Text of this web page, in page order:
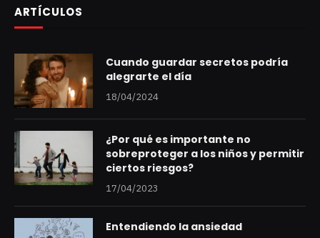
ARTÍCULOS
Cuando guardar secretos podría
alegrarte el día
18/04/2024
¿Por qué es importante no
sobreproteger a los niños y permitir
ciertos riesgos?
17/04/2023
Entendiendo la ansiedad